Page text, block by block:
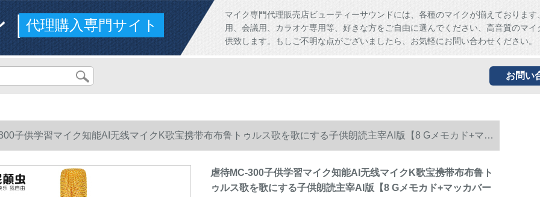
ド代理購入専門サイト
マイク専門代理販売店ビューティーサウンドには、各種のマイクが揃えております
用、会議用、カラオケ専用等、好きな方をご自由に選んでください、高音質のマイ
供致します。もしご不明な点がございましたら、お気軽にお問い合わせください。
お問い
子供学習マイク知能AI无线マイクK歌宝携带布布鲁トゥルス歌を歌にする子供朗読主宰AI版【8 Gメモカド+マッ
】
虐待MC-300子供学習マイク知能AI无线マイクK歌宝携带布布鲁ト
ゥルス歌を歌にする子供朗読主宰AI版【8 Gメモカド+マッカバー